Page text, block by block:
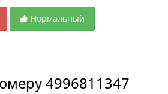
Нормальный
4996811347